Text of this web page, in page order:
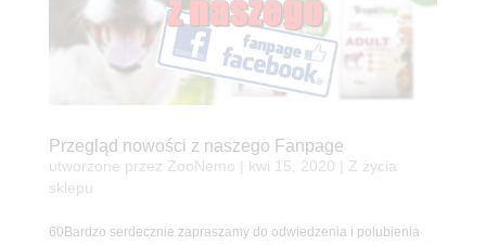
Przegląd nowości z naszego Fanpage
utworzone przez ZooNemo kwi 15, 2020
Z życia
sklepu
60Bardzo serdecznie zapraszamy do odwiedzenia i polubienia